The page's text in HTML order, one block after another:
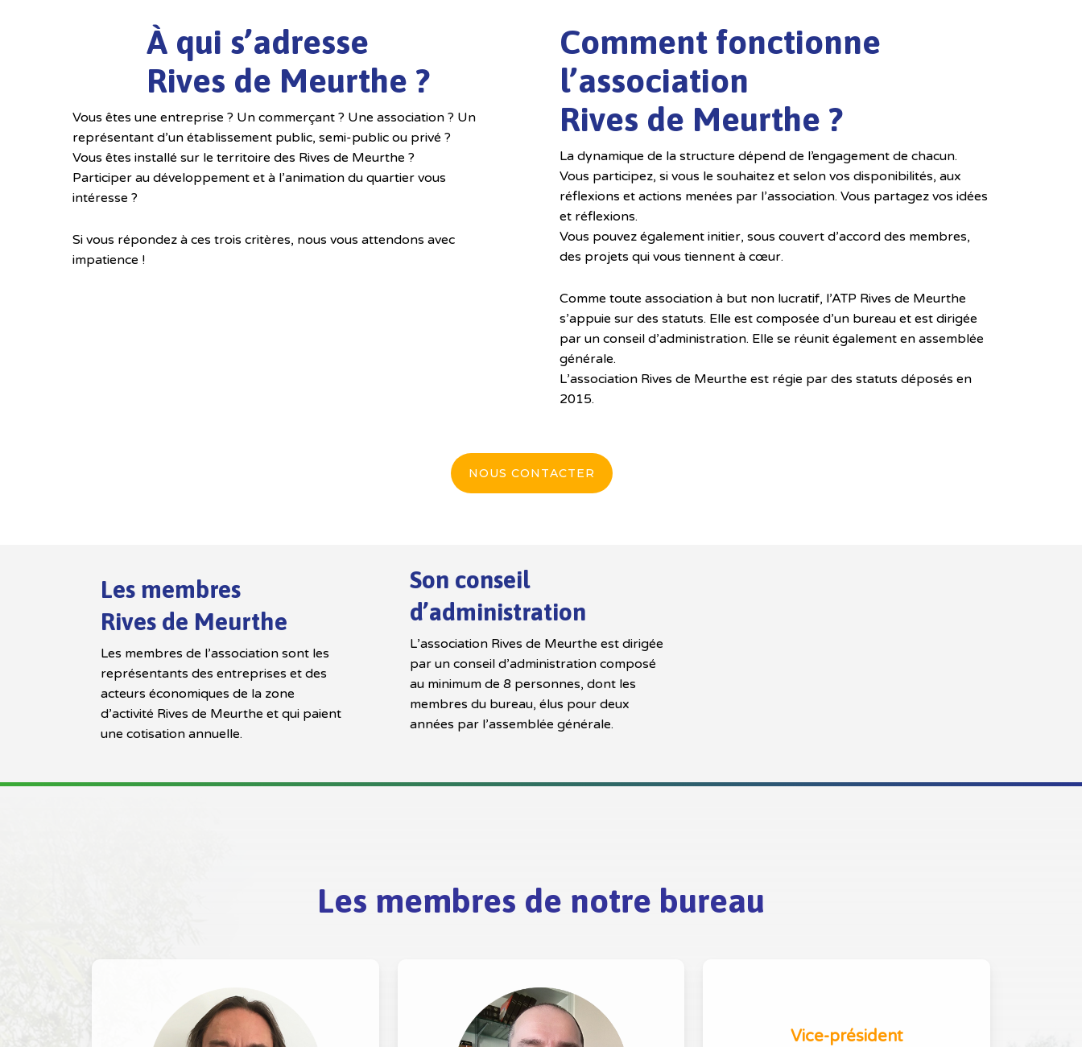
À qui s’adresse
Rives de Meurthe ?
Vous êtes une entreprise ? Un commerçant ? Une association ? Un
représentant d’un établissement public, semi-public ou privé ?
Vous êtes installé sur le territoire des Rives de Meurthe ?
Participer au développement et à l’animation du quartier vous
intéresse ?
Si vous répondez à ces trois critères, nous vous attendons avec
impatience !
Comment fonctionne
l’association
Rives de Meurthe ?
La dynamique de la structure dépend de l’engagement de chacun.
Vous participez, si vous le souhaitez et selon vos disponibilités, aux
réflexions et actions menées par l’association. Vous partagez vos idées
et réflexions.
Vous pouvez également initier, sous couvert d’accord des membres,
des projets qui vous tiennent à cœur.
Comme toute association à but non lucratif, l’ATP Rives de Meurthe
s’appuie sur des statuts. Elle est composée d’un bureau et est dirigée
par un conseil d’administration. Elle se réunit également en assemblée
générale.
L’association Rives de Meurthe est régie par des statuts déposés en
2015.
NOUS CONTACTER
Les membres
Rives de Meurthe
Les membres de l’association sont les
représentants des entreprises et des
acteurs économiques de la zone
d’activité Rives de Meurthe et qui paient
une cotisation annuelle.
Son conseil
d’administration
L’association Rives de Meurthe est dirigée
par un conseil d’administration composé
au minimum de 8 personnes, dont les
membres du bureau, élus pour deux
années par l’assemblée générale.
Les membres de notre bureau
Vice-président